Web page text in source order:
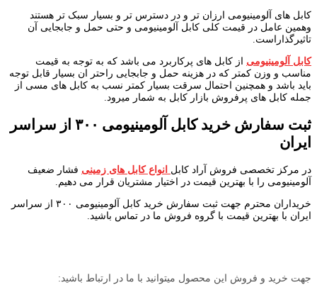
کابل های آلومینیومی ارزان تر و در دسترس تر و بسیار سبک تر هستند
وهمین عامل در قیمت کلی کابل آلومینیومی و حتی حمل و جابجایی آن
تاثیرگذاراست.
کابل آلومینیومی از کابل های پرکاربرد می باشد که به توجه به قیمت
مناسب و وزن کمتر که در هزینه حمل و جابجایی راحتر ان بسیار قابل توجه
باید باشد و همچنین احتمال سرقت بسیار کمتر نسب به کابل های مسی از
جمله کابل های پرفروش بازار کابل به شمار میرود.
ثبت سفارش خرید کابل آلومینیومی ۳۰۰ از سراسر
ایران
در مرکز تخصصی فروش آراد کابل انواع کابل های زمینی فشار ضعیف
آلومینیومی را با بهترین قیمت در اختیار مشتریان قرار می دهیم.
خریداران محترم جهت ثبت سفارش خرید کابل آلومینیومی ۳۰۰ از سراسر
ایران با بهترین قیمت با گروه فروش ما در تماس باشید.
جهت خرید و فروش این محصول میتوانید با ما در ارتباط باشید: